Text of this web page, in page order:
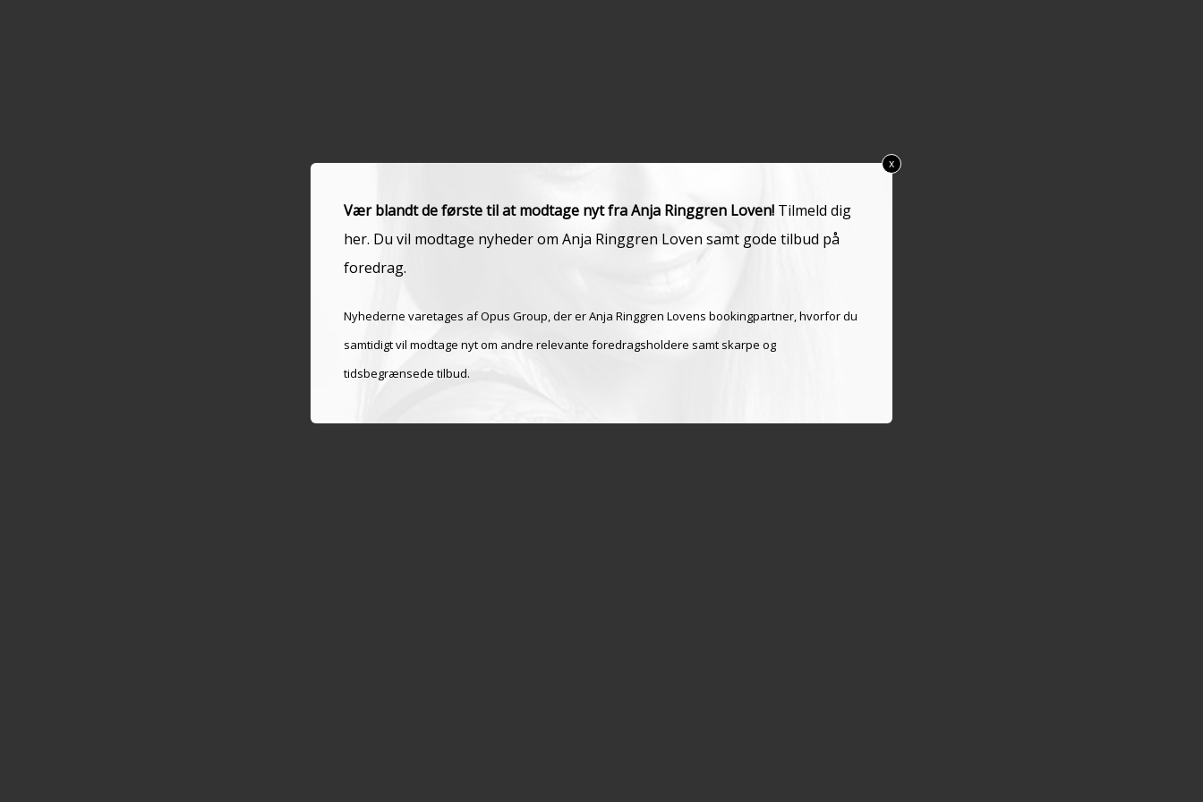
Vær blandt de første til at modtage nyt fra Anja Ringgren Loven! Tilmeld dig
her. Du vil modtage nyheder om Anja Ringgren Loven samt gode tilbud på
foredrag.
Nyhederne varetages af Opus Group, der er Anja Ringgren Lovens bookingpartner, hvorfor du
samtidigt vil modtage nyt om andre relevante foredragsholdere samt skarpe og
tidsbegrænsede tilbud.
x